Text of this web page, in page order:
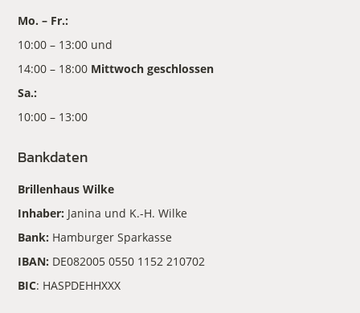
Mo. – Fr.:
10:00 – 13:00 und
14:00 – 18:00 Mittwoch geschlossen
Sa.:
10:00 – 13:00
Bankdaten
Brillenhaus Wilke
Inhaber: Janina und K.-H. Wilke
Bank: Hamburger Sparkasse
IBAN: DE082005 0550 1152 210702
BIC: HASPDEHHXXX